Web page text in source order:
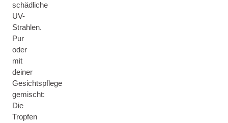
schädliche
UV-
Strahlen.
Pur
oder
mit
deiner
Gesichtspflege
gemischt:
Die
Tropfen